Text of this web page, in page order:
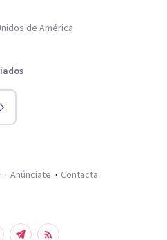
de América
Anúnciate Contacta